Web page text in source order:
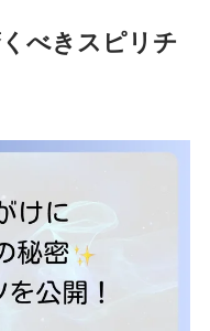
べきスピリチ